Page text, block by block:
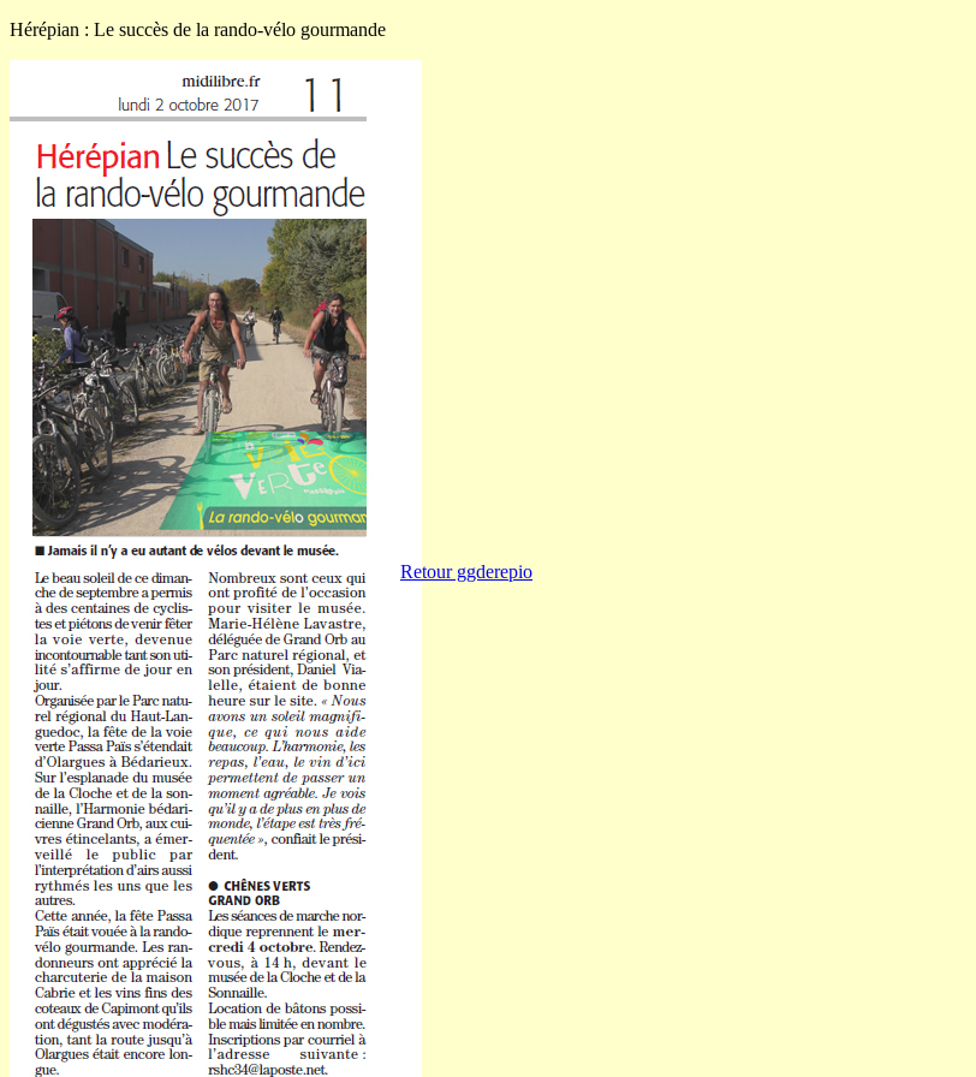
Hérépian : Le succès de la rando-vélo gourmande
Retour ggderepio